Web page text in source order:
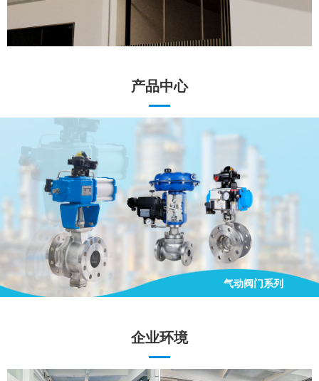
产品中心
气动阀门系列
手动阀门系列
电动阀门系列
气动阀门系列
企业环境